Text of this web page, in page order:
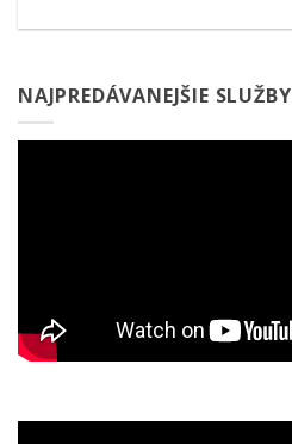
NAJPREDÁVANEJŠIE SLUŽBY